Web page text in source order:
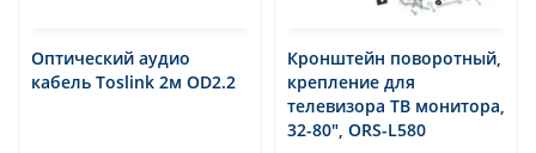
Оптический аудио
кабель Toslink 2м OD2.2
Кронштейн поворотный,
крепление для
телевизора ТВ монитора,
32-80", ORS-L580